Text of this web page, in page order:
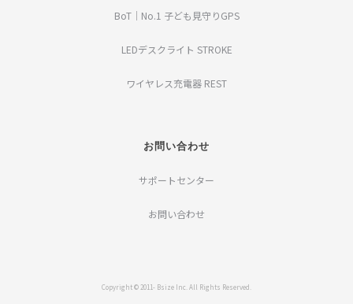
BoT｜No.1 子ども見守りGPS
LEDデスクライト STROKE
ワイヤレス充電器 REST
お問い合わせ
サポートセンター
お問い合わせ
Copyright © 2011- Bsize Inc. All Rights Reserved.